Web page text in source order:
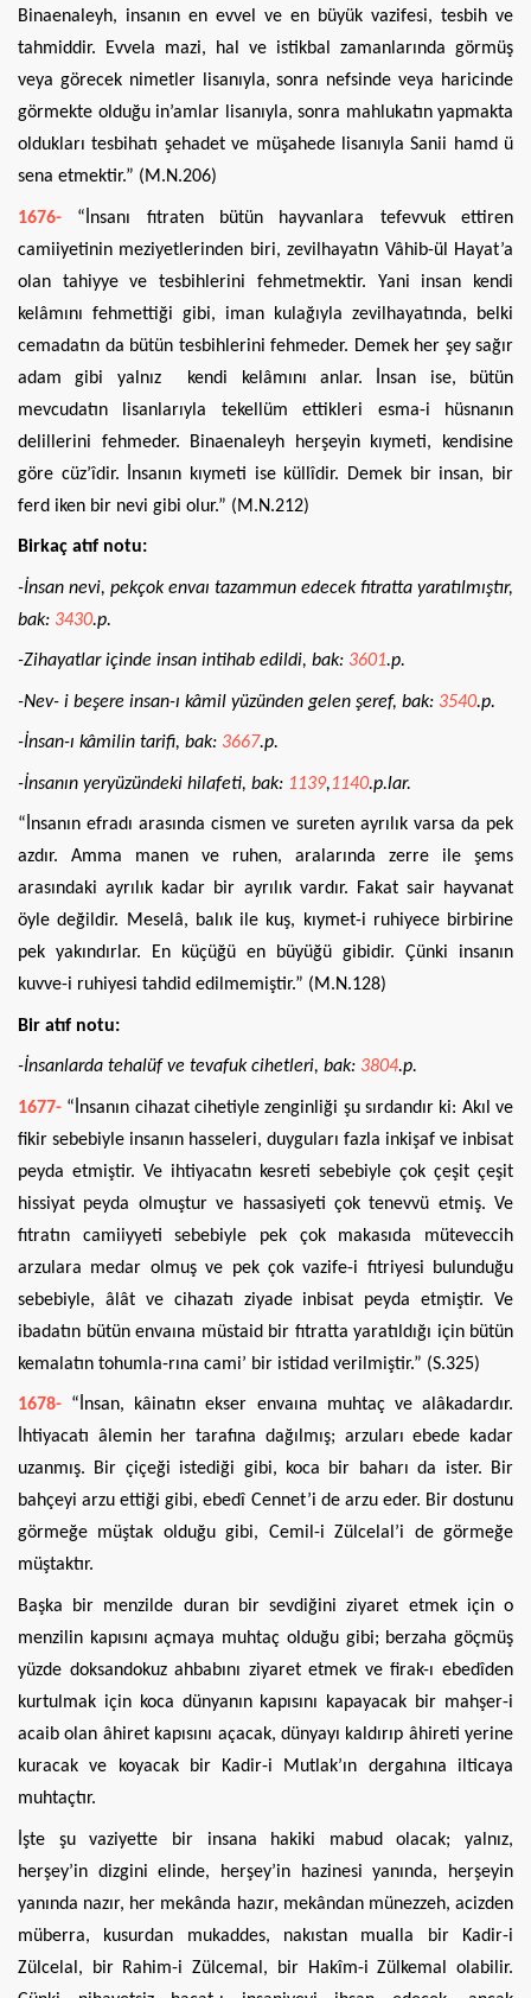
Binaenaleyh, insanın en evvel ve en büyük vazifesi, tesbih ve
tahmiddir. Evvela mazi, hal ve istikbal zamanlarında görmüş
veya görecek nimetler lisanıyla, sonra nefsinde veya haricinde
görmekte olduğu in’amlar lisanıyla, sonra mahlukatın yapmakta
oldukları tesbihatı şehadet ve müşahede lisanıyla Sanii hamd ü
sena etmektir.” (M.N.206)
1676- “İnsanı fıtraten bütün hayvanlara tefevvuk ettiren
camiiyetinin meziyetlerinden biri, zevilhayatın Vâhib-ül Hayat’a
olan tahiyye ve tesbihlerini fehmetmektir. Yani insan kendi
kelâmını fehmettiği gibi, iman kulağıyla zevilhayatında, belki
cemadatın da bütün tesbihlerini fehmeder. Demek her şey sağır
adam gibi yalnız kendi kelâmını anlar. İnsan ise, bütün
mevcudatın lisanlarıyla tekellüm ettikleri esma-i hüsnanın
delillerini fehmeder. Binaenaleyh herşeyin kıymeti, kendisine
göre cüz’îdir. İnsanın kıymeti ise küllîdir. Demek bir insan, bir
ferd iken bir nevi gibi olur.” (M.N.212)
Birkaç atıf notu:
-İnsan nevi, pekçok envaı tazammun edecek fıtratta yaratılmıştır,
bak: 3430.p.
-Zihayatlar içinde insan intihab edildi, bak: 3601.p.
-Nev- i beşere insan-ı kâmil yüzünden gelen şeref, bak: 3540.p.
-İnsan-ı kâmilin tarifi, bak: 3667.p.
-İnsanın yeryüzündeki hilafeti, bak: 1139,1140.p.lar.
“İnsanın efradı arasında cismen ve sureten ayrılık varsa da pek
azdır. Amma manen ve ruhen, aralarında zerre ile şems
arasındaki ayrılık kadar bir ayrılık vardır. Fakat sair hayvanat
öyle değildir. Meselâ, balık ile kuş, kıymet-i ruhiyece birbirine
pek yakındırlar. En küçüğü en büyüğü gibidir. Çünki insanın
kuvve-i ruhiyesi tahdid edilmemiştir.” (M.N.128)
Bir atıf notu:
-İnsanlarda tehalüf ve tevafuk cihetleri, bak: 3804.p.
1677- “İnsanın cihazat cihetiyle zenginliği şu sırdandır ki: Akıl ve
fikir sebebiyle insanın hasseleri, duyguları fazla inkişaf ve inbisat
peyda etmiştir. Ve ihtiyacatın kesreti sebebiyle çok çeşit çeşit
hissiyat peyda olmuştur ve hassasiyeti çok tenevvü etmiş. Ve
fıtratın camiiyyeti sebebiyle pek çok makasıda müteveccih
arzulara medar olmuş ve pek çok vazife-i fıtriyesi bulunduğu
sebebiyle, âlât ve cihazatı ziyade inbisat peyda etmiştir. Ve
ibadatın bütün envaına müstaid bir fıtratta yaratıldığı için bütün
kemalatın tohumla-rına cami’ bir istidad verilmiştir.” (S.325)
1678- “İnsan, kâinatın ekser envaına muhtaç ve alâkadardır.
İhtiyacatı âlemin her tarafına dağılmış; arzuları ebede kadar
uzanmış. Bir çiçeği istediği gibi, koca bir baharı da ister. Bir
bahçeyi arzu ettiği gibi, ebedî Cennet’i de arzu eder. Bir dostunu
görmeğe müştak olduğu gibi, Cemil-i Zülcelal’i de görmeğe
müştaktır.
Başka bir menzilde duran bir sevdiğini ziyaret etmek için o
menzilin kapısını açmaya muhtaç olduğu gibi; berzaha göçmüş
yüzde doksandokuz ahbabını ziyaret etmek ve firak-ı ebedîden
kurtulmak için koca dünyanın kapısını kapayacak bir mahşer-i
acaib olan âhiret kapısını açacak, dünyayı kaldırıp âhireti yerine
kuracak ve koyacak bir Kadir-i Mutlak’ın dergahına ilticaya
muhtaçtır.
İşte şu vaziyette bir insana hakiki mabud olacak; yalnız,
herşey’in dizgini elinde, herşey’in hazinesi yanında, herşeyin
yanında nazır, her mekânda hazır, mekândan münezzeh, acizden
müberra, kusurdan mukaddes, nakıstan mualla bir Kadir-i
Zülcelal, bir Rahim-i Zülcemal, bir Hakîm-i Zülkemal olabilir.